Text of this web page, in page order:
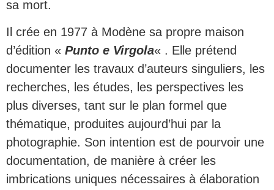
sa mort.
Il crée en 1977 à Modène sa propre maison
d’édition « Punto e Virgola« . Elle prétend
documenter les travaux d’auteurs singuliers, les
recherches, les études, les perspectives les
plus diverses, tant sur le plan formel que
thématique, produites aujourd’hui par la
photographie. Son intention est de pourvoir une
documentation, de manière à créer les
imbrications uniques nécessaires à élaboration